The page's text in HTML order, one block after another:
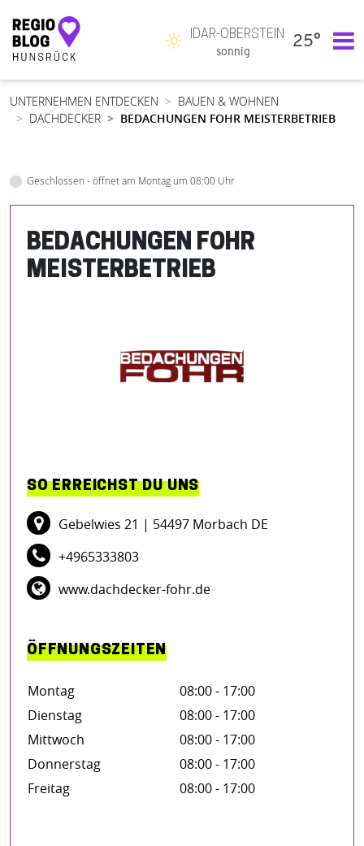
Hauptnavigation
IDAR-OBERSTEIN
sonnig
25°
UNTERNEHMEN ENTDECKEN
BAUEN & WOHNEN
DACHDECKER
BEDACHUNGEN FOHR MEISTERBETRIEB
Geschlossen - öffnet am Montag um 08:00 Uhr
BEDACHUNGEN FOHR
MEISTERBETRIEB
SO ERREICHST DU UNS
Gebelwies 21 | 54497 Morbach DE
+4965333803
www.dachdecker-fohr.de
ÖFFNUNGSZEITEN
Montag
08:00 - 17:00
Dienstag
08:00 - 17:00
Mittwoch
08:00 - 17:00
Donnerstag
08:00 - 17:00
Freitag
08:00 - 17:00